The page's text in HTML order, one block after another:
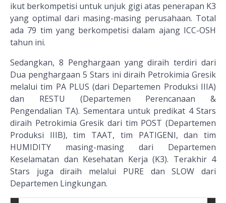
ikut berkompetisi untuk unjuk gigi atas penerapan K3
yang optimal dari masing-masing perusahaan. Total
ada 79 tim yang berkompetisi dalam ajang ICC-OSH
tahun ini.
Sedangkan, 8 Penghargaan yang diraih terdiri dari
Dua penghargaan 5 Stars ini diraih Petrokimia Gresik
melalui tim PA PLUS (dari Departemen Produksi IIIA)
dan RESTU (Departemen Perencanaan &
Pengendalian TA). Sementara untuk predikat 4 Stars
diraih Petrokimia Gresik dari tim POST (Departemen
Produksi IIIB), tim TAAT, tim PATIGENI, dan tim
HUMIDITY masing-masing dari Departemen
Keselamatan dan Kesehatan Kerja (K3). Terakhir 4
Stars juga diraih melalui PURE dan SLOW dari
Departemen Lingkungan.